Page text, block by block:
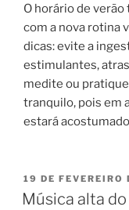
O horário de
com a nova rotina
dicas: evite a
estimulantes,
medite ou
tranquilo, pois em
estará
PUBLICADO
EM
19 DE FEVEREIRO
Música alta